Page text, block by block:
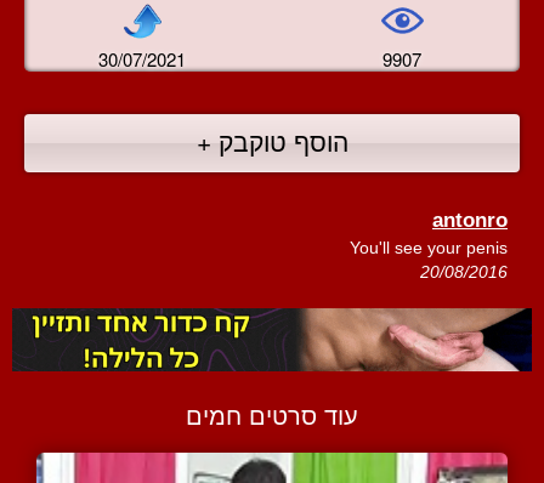
30/07/2021 9907
הוסף טוקבק +
antonro
You'll see your penis
20/08/2016
עוד סרטים חמים